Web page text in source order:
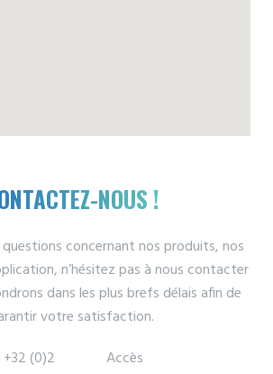
NOUS !
questions concernant nos produits, nos
n’hésitez pas à nous contacter
dans les plus brefs délais afin de
votre satisfaction.
+32 (0)2
Accès